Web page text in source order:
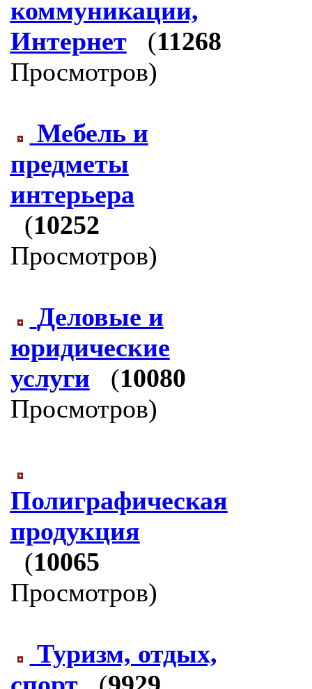
коммуникации,
Интернет
(11268
Просмотров)
Мебель и
предметы
интерьера
(10252
Просмотров)
Деловые и
юридические
услуги
(10080
Просмотров)
Полиграфическая
продукция
(10065
Просмотров)
Туризм, отдых,